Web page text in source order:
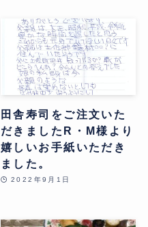
田舎寿司をご注文いた
だきましたR・M様より
嬉しいお手紙いただき
ました。
2022年9月1日